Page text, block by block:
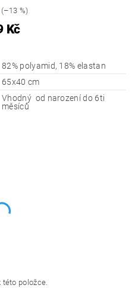
%)
Kč
82% polyamid, 18% elastan
65x40 cm
Vhodný od narození do 6ti
měsíců
této položce.